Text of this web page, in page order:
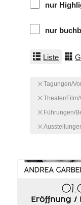
nur
nur
Liste
Tagungen/
Theater/Film/
Führungen/